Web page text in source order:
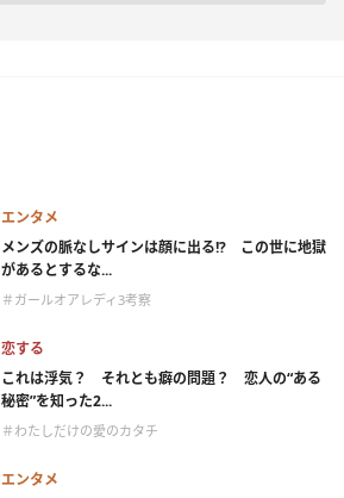
エンタメ
メンズの脈なしサインは顔に出る!? この世に地獄
があるとするな...
＃ガールオアレディ3考察
恋する
これは浮気？ それとも癖の問題？ 恋人の“ある
秘密”を知った2...
＃わたしだけの愛のカタチ
エンタメ